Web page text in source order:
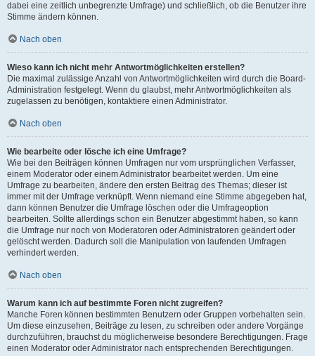
dabei eine zeitlich unbegrenzte Umfrage) und schließlich, ob die Benutzer ihre
Stimme ändern können.
Nach oben
Wieso kann ich nicht mehr Antwortmöglichkeiten erstellen?
Die maximal zulässige Anzahl von Antwortmöglichkeiten wird durch die Board-
Administration festgelegt. Wenn du glaubst, mehr Antwortmöglichkeiten als
zugelassen zu benötigen, kontaktiere einen Administrator.
Nach oben
Wie bearbeite oder lösche ich eine Umfrage?
Wie bei den Beiträgen können Umfragen nur vom ursprünglichen Verfasser,
einem Moderator oder einem Administrator bearbeitet werden. Um eine
Umfrage zu bearbeiten, ändere den ersten Beitrag des Themas; dieser ist
immer mit der Umfrage verknüpft. Wenn niemand eine Stimme abgegeben hat,
dann können Benutzer die Umfrage löschen oder die Umfrageoption
bearbeiten. Sollte allerdings schon ein Benutzer abgestimmt haben, so kann
die Umfrage nur noch von Moderatoren oder Administratoren geändert oder
gelöscht werden. Dadurch soll die Manipulation von laufenden Umfragen
verhindert werden.
Nach oben
Warum kann ich auf bestimmte Foren nicht zugreifen?
Manche Foren können bestimmten Benutzern oder Gruppen vorbehalten sein.
Um diese einzusehen, Beiträge zu lesen, zu schreiben oder andere Vorgänge
durchzuführen, brauchst du möglicherweise besondere Berechtigungen. Frage
einen Moderator oder Administrator nach entsprechenden Berechtigungen.